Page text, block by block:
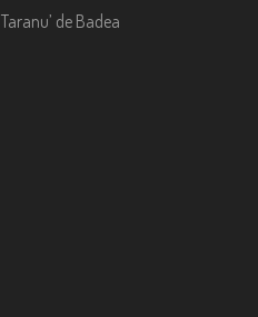
Taranu’ de Badea